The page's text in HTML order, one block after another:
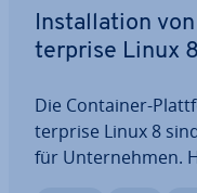
In­stal­la­ti­on
ter­pri­se Linux
Die Container-
ter­pri­se Linux 8
für Un­ter­neh­men.